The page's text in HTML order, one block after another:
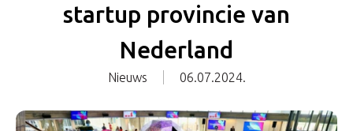
startup provincie van
Nederland
Nieuws 06.07.2024.